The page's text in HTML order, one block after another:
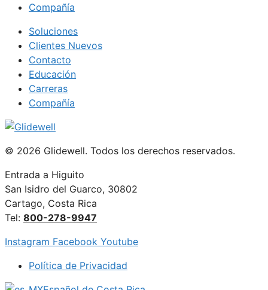
Compañía
Soluciones
Clientes Nuevos
Contacto
Educación
Carreras
Compañía
© 2026 Glidewell. Todos los derechos reservados.
Entrada a Higuito
San Isidro del Guarco, 30802
Cartago, Costa Rica
Tel: 800-278-9947
Instagram Facebook Youtube
Política de Privacidad